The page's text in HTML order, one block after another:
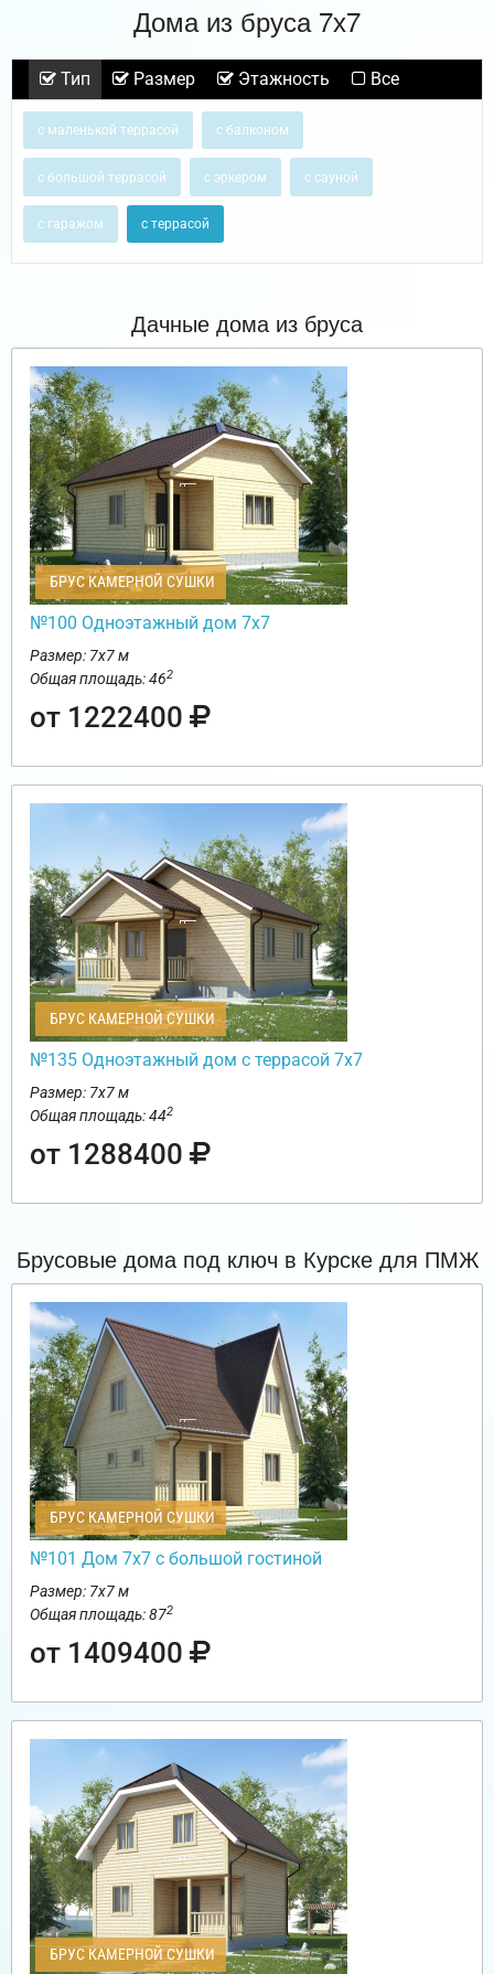
Дома из бруса 7х7
Тип Размер Этажность Все
с маленькой террасой с балконом
с большой террасой с эркером с сауной
с гаражом с террасой
Дачные дома из бруса
БРУС КАМЕРНОЙ СУШКИ
№100 Одноэтажный дом 7х7
Размер: 7х7 м
Общая площадь: 462
от 1222400
БРУС КАМЕРНОЙ СУШКИ
№135 Одноэтажный дом с террасой 7х7
Размер: 7х7 м
Общая площадь: 442
от 1288400
Брусовые дома под ключ в Курске для ПМЖ
БРУС КАМЕРНОЙ СУШКИ
№101 Дом 7х7 с большой гостиной
Размер: 7х7 м
Общая площадь: 872
от 1409400
БРУС КАМЕРНОЙ СУШКИ